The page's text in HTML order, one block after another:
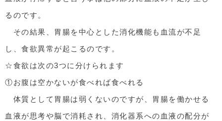
るのです。
その結果、胃腸を中心とした消化機能も血流が不足
し、食欲異常が起こるのです。
☆食欲は次の3つに分けられます
①お腹は空かないが食べれば食べれる
体質として胃腸は弱くないのですが、胃腸を働かせる
血液が思考や脳で消耗され、消化器系への血液の配分が